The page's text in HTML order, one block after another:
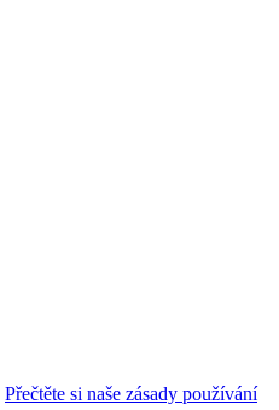
Přečtěte si naše zásady používání